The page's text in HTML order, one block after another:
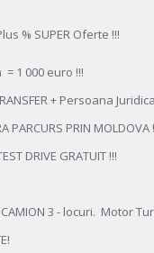
% SUPER Oferte !!!
1 000 euro !!!
+ Persoana
PARCURS PRIN MOLDOVA
DRIVE GRATUIT !!!
3 - locuri. Motor